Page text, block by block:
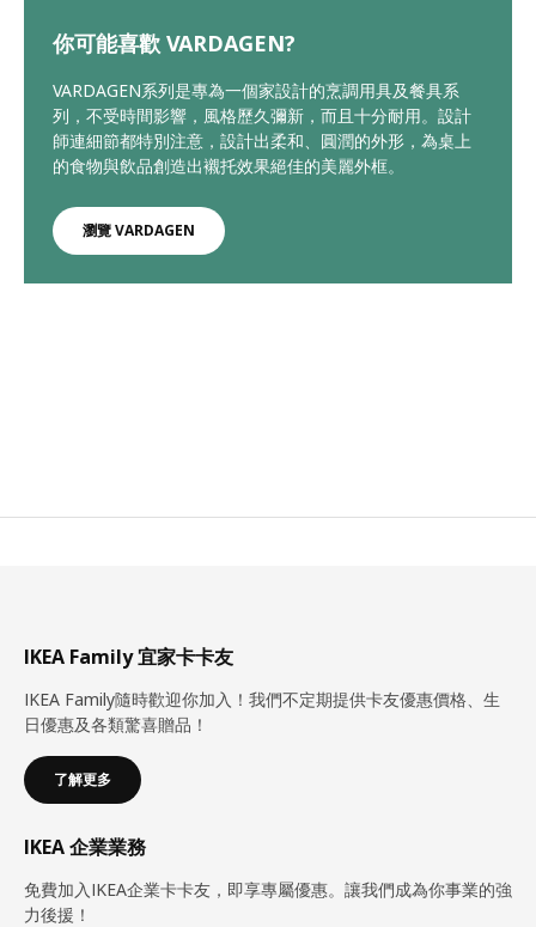
你可能喜歡 VARDAGEN?
VARDAGEN系列是專為一個家設計的烹調用具及餐具系
列，不受時間影響，風格歷久彌新，而且十分耐用。設計
師連細節都特別注意，設計出柔和、圓潤的外形，為桌上
的食物與飲品創造出襯托效果絕佳的美麗外框。
瀏覽 VARDAGEN
IKEA Family 宜家卡卡友
IKEA Family隨時歡迎你加入！我們不定期提供卡友優惠價格、生
日優惠及各類驚喜贈品！
了解更多
IKEA 企業業務
免費加入IKEA企業卡卡友，即享專屬優惠。讓我們成為你事業的強
力後援！